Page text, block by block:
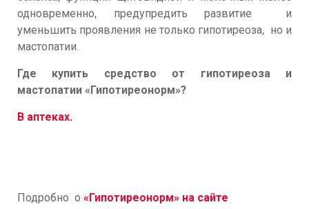
одновременно, предупредить развитие и
уменьшить проявления не только гипотиреоза, но и
мастопатии.
Где купить средство от гипотиреоза и
мастопатии «Гипотиреонорм»?
В аптеках.
Подробно о «Гипотиреонорм» на сайте